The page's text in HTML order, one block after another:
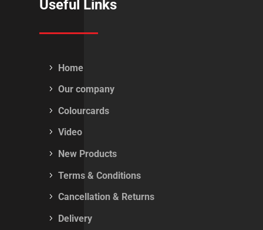
Useful Links
Home
Our company
Colourcards
Video
New Products
Terms & Conditions
Cancellation & Returns
Delivery